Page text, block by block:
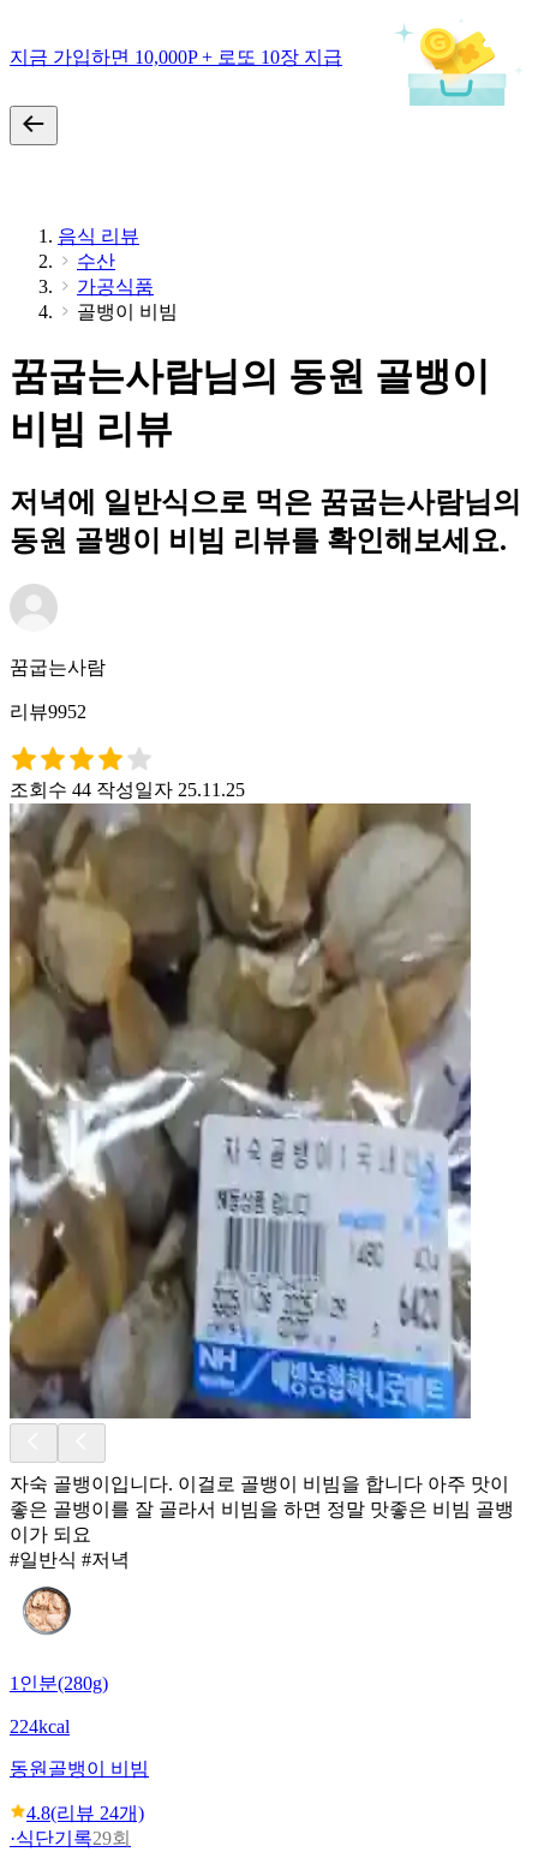
지금 가입하면 10,000P + 로또 10장 지급
음식 리뷰
수산
가공식품
골뱅이 비빔
꿈굽는사람님의 동원 골뱅이
비빔 리뷰
저녁에 일반식으로 먹은 꿈굽는사람님의
동원 골뱅이 비빔 리뷰를 확인해보세요.
꿈굽는사람
리뷰9952
조회수 44 작성일자 25.11.25
자숙 골뱅이입니다. 이걸로 골뱅이 비빔을 합니다 아주 맛이
좋은 골뱅이를 잘 골라서 비빔을 하면 정말 맛좋은 비빔 골뱅
이가 되요
#일반식 #저녁
1인분(280g)
224kcal
동원 골뱅이 비빔
4.8(리뷰 24개)
·식단기록29회